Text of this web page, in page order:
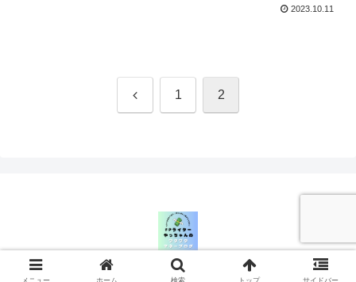
2023.10.11
前 1 2
© 2023 FPライターやっちゃんのワクワクマネーブログ.
メニュー ホーム 検索 トップ サイドバー